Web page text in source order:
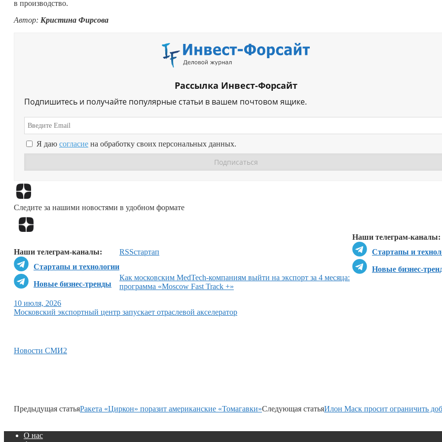
в производство.
Автор: Кристина Фирсова
Рассылка Инвест-Форсайт
Подпишитесь и получайте популярные статьи в вашем почтовом ящике.
Я даю согласие на обработку своих персональных данных.
Следите за нашими новостями в удобном формате
Наши телеграм-каналы:
Стартапы и
Новые бизнес-
Наши телеграм-каналы:
Стартапы и технологии
Новые бизнес-тренды
RSSстартап
Как московским MedTech-компаниям выйти на экспорт за 4 месяца:
программа «Moscow Fast Track +»
10 июля, 2026
Московский экспортный центр запускает отраслевой акселератор
Новости СМИ2
Предыдущая статьяРакета «Циркон» поразит американские «Томагавки»Следующая статьяИлон Маск просит ограничить
О нас